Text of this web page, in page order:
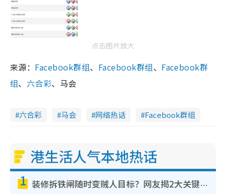
点击图片放大
来源： Facebook群组、 Facebook群组、 Facebook群
组、 六合彩、马会
六合彩 马会 网络热话 Facebook群组
港生活人气本地热话
1 装修拆铁闸随时变贼人目标？网友揭2大关键用途：装新款等于白装？附新旧铁闸分别